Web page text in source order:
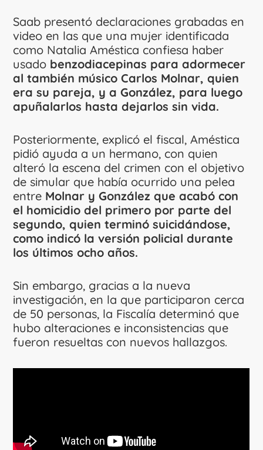
Saab presentó declaraciones grabadas en
video en las que una mujer identificada
como Natalia Améstica confiesa haber
usado benzodiacepinas para adormecer
al también músico Carlos Molnar, quien
era su pareja, y a González, para luego
apuñalarlos hasta dejarlos sin vida.
Posteriormente, explicó el fiscal, Améstica
pidió ayuda a un hermano, con quien
alteró la escena del crimen con el objetivo
de simular que había ocurrido una pelea
entre Molnar y González que acabó con
el homicidio del primero por parte del
segundo, quien terminó suicidándose,
como indicó la versión policial durante
los últimos ocho años.
Sin embargo, gracias a la nueva
investigación, en la que participaron cerca
de 50 personas, la Fiscalía determinó que
hubo alteraciones e inconsistencias que
fueron resueltas con nuevos hallazgos.